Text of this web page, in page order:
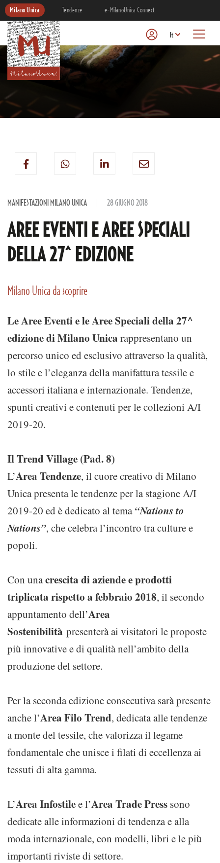
Milano Unica Tendenze e-MilanoUnica Connect
It
MANIFESTAZIONI MILANO UNICA 28 GIUGNO 2018
AREE EVENTI E AREE SPECIALI
DELLA 27^ EDIZIONE
Milano Unica da scoprire
Le Aree Eventi e le Aree Speciali della 27^
edizione di Milano Unica rappresentano un
percorso unico ed esclusivo attraverso la qualità,
lo stile e l’eleganza della manifattura tessile e
accessori italiana e internazionale. Tendenze,
spunti creativi e contenuti per le collezioni A/I
2019-20.
Il Trend Village (Pad. 8)
L’Area Tendenze, il cuore creativo di Milano
Unica presenta le tendenze per la stagione A/I
2019-20 ed è dedicato al tema“Nations to
Nations”, che celebra l’incontro tra culture e
popoli.
Con unacrescita di aziende e prodotti
triplicata rispetto a febbraio 2018, il secondo
appuntamento dell’Area
Sostenibilità presenterà ai visitatori le proposte
più innovative e di qualità nell’ambito della
produzione del settore.
Per la seconda edizione consecutiva sarà presente
anche l’Area Filo Trend, dedicata alle tendenze
a monte del tessile, che valorizza il legame
fondamentale che unisce i filati di eccellenza ai
tessuti di alta gamma.
L’Area Infostilee l’Area Trade Press sono
dedicate alle informazioni di tendenza e alla
moda internazionale, con modelli, libri e le più
importanti riviste di settore.